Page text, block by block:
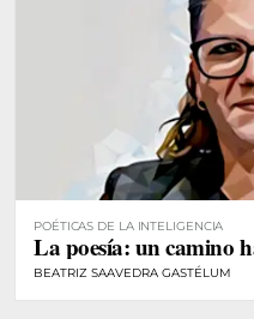
POÉTICAS DE LA INTELIGENCIA
La poesía: un camino
BEATRIZ SAAVEDRA GASTÉLUM